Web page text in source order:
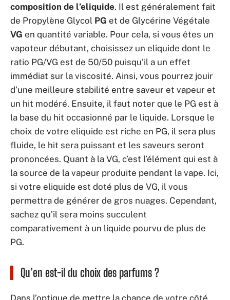
composition de l’eliquide. Il est généralement fait
de Propylène Glycol PG et de Glycérine Végétale
VG en quantité variable. Pour cela, si vous êtes un
vapoteur débutant, choisissez un eliquide dont le
ratio PG/VG est de 50/50 puisqu’il a un effet
immédiat sur la viscosité. Ainsi, vous pourrez jouir
d’une meilleure stabilité entre saveur et vapeur et
un hit modéré. Ensuite, il faut noter que le PG est à
la base du hit occasionné par le liquide. Lorsque le
choix de votre eliquide est riche en PG, il sera plus
fluide, le hit sera puissant et les saveurs seront
prononcées. Quant à la VG, c’est l’élément qui est à
la source de la vapeur produite pendant la vape. Ici,
si votre eliquide est doté plus de VG, il vous
permettra de générer de gros nuages. Cependant,
sachez qu’il sera moins succulent
comparativement à un liquide pourvu de plus de
PG.
Qu’en est-il du choix des parfums ?
Dans l’optique de mettre la chance de votre côté